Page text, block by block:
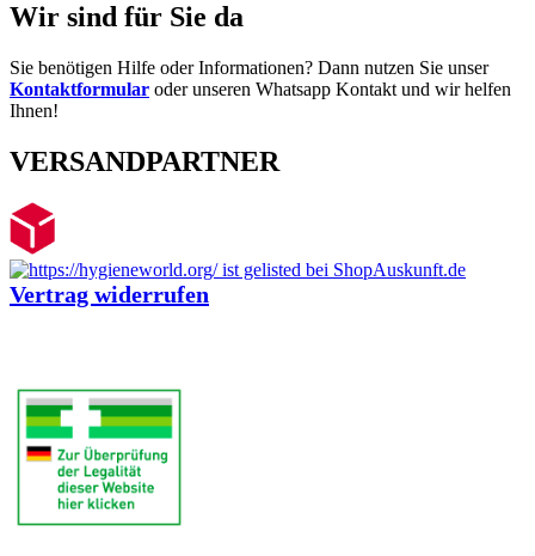
Wir sind für Sie da
Sie benötigen Hilfe oder Informationen? Dann nutzen Sie unser
Kontaktformular oder unseren Whatsapp Kontakt und wir helfen
Ihnen!
VERSANDPARTNER
Vertrag widerrufen